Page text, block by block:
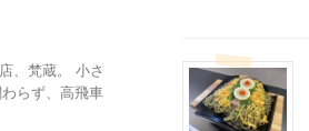
、梵蔵。 小さ
らず、高飛車